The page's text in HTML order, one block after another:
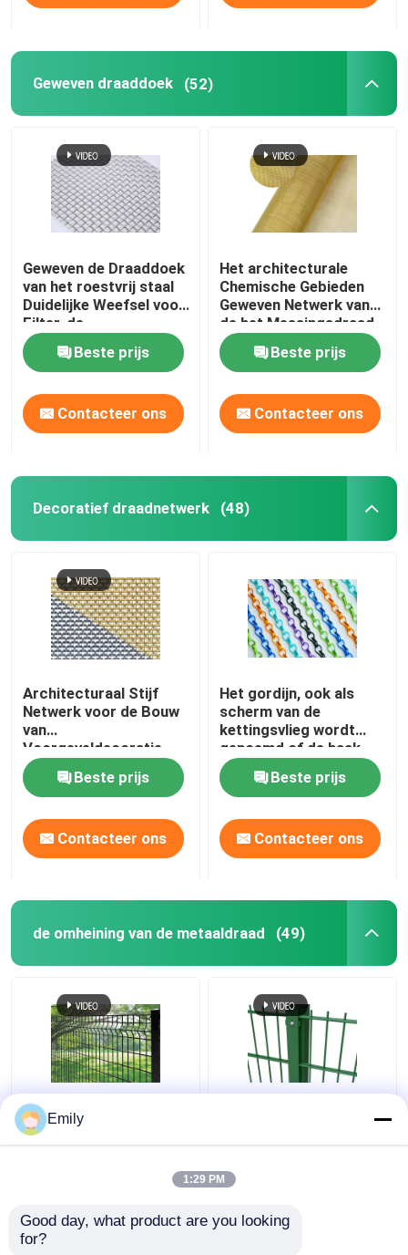
Geweven draaddoek (52)
Geweven de Draaddoek
van het roestvrij staal
Duidelijke Weefsel voor
Filter, de
Vensterschermen
Beste prijs
Contacteer ons
Het architecturale
Chemische Gebieden
Geweven Netwerk van
de het Messingsdraad
van de Draaddoek
DecoratieveBeste prijs
Contacteer ons
Decoratief draadnetwerk (48)
Architecturaal Stijf
Netwerk voor de Bouw
van
Voorgeveldecoratie
Beste prijs
Contacteer ons
Het gordijn, ook als
scherm van de
kettingsvlieg wordt
genoemd of de haak
van de
kettingsverbinding
ketent gordijn,
geanodiseerd
aluminiummateriaal dat
Beste prijs
Contacteer ons
de omheining van de metaaldraad (49)
50×100mm 3D
Veiligheidsomheining
Dubbeldraad hek 3000
Draad
Emily
1:29 PM
Good day, what product are you looking
for?